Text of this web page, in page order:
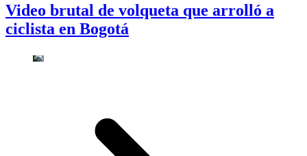
Video brutal de volqueta que arrolló a
ciclista en Bogotá